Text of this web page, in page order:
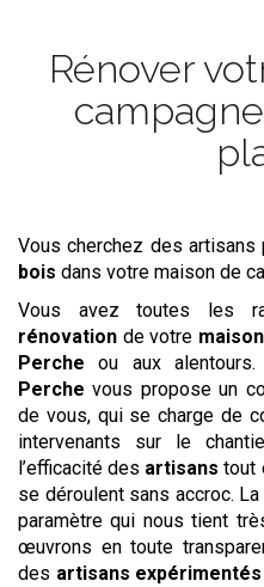
Rénover
Vous cherchez des artisans
bois dans votre maison de
Vous avez toutes les
rénovation de votre
Percheou aux
Perche vous propose un
de vous, qui se charge de
intervenants sur le
l’efficacité des artisans tout
se déroulent sans accroc.
paramètre qui nous tient
œuvrons en toute
des artisans expérimentés